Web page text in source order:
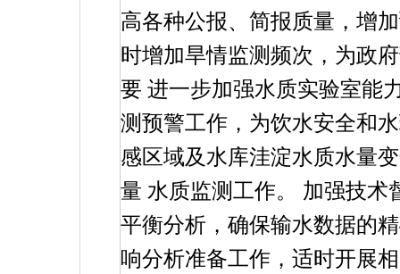
高各种公报、简报质量，增
时增加旱情监测频次，为政
要 进一步加强水质实验室能
测预警工作，为饮水安全和
感区域及水库洼淀水质水量
量 水质监测工作。
加强技术
平衡分析，确保输水数据的
响分析准备工作，适时开展